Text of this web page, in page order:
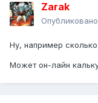
Zarak
Опубликовано
Ну, например
Может он-лайн